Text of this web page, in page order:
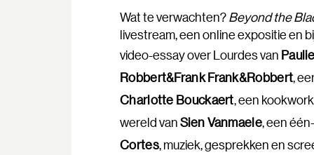
Wat te verwachten?Beyond the
livestream, een online expositie en
video-essay over Lourdes van
Robbert&Frank Frank&Robbert,
Charlotte Bouckaert, een
wereld vanSien Vanmaele, een
Cortes, muziek, gesprekken en